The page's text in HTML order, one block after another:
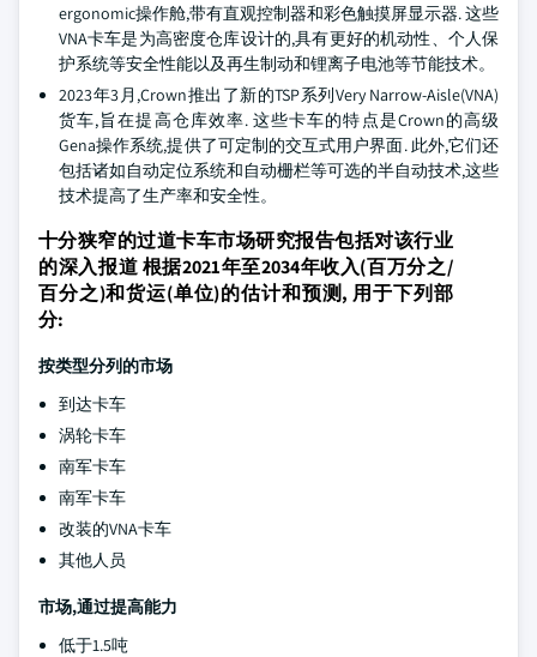
ergonomic操作舱,带有直观控制器和彩色触摸屏显示器. 这些
VNA卡车是为高密度仓库设计的,具有更好的机动性、个人保
护系统等安全性能以及再生制动和锂离子电池等节能技术。
2023年3月,Crown推出了新的TSP系列Very Narrow-Aisle(VNA)
货车,旨在提高仓库效率. 这些卡车的特点是Crown的高级
Gena操作系统,提供了可定制的交互式用户界面. 此外,它们还
包括诸如自动定位系统和自动栅栏等可选的半自动技术,这些
技术提高了生产率和安全性。
十分狭窄的过道卡车市场研究报告包括对该行业
的深入报道 根据2021年至2034年收入(百万分之/
百分之)和货运(单位)的估计和预测, 用于下列部
分:
按类型分列的市场
到达卡车
涡轮卡车
南军卡车
南军卡车
改装的VNA卡车
其他人员
市场,通过提高能力
低于1.5吨